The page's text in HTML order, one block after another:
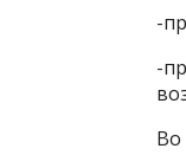
-
-
Во